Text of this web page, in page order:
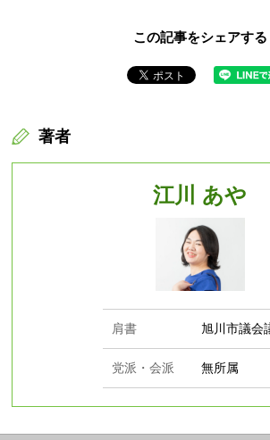
この記事をシェアする
著者
江川 あや
肩書 旭川市議会
党派・会派 無所属